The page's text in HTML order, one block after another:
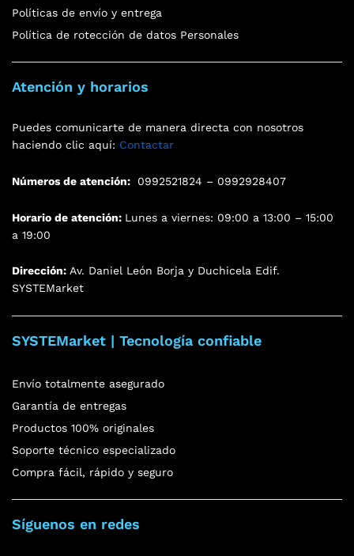
Políticas de envío y entrega
Política de rotección de datos Personales
Atención y horarios
Puedes comunicarte de manera directa con nosotros
haciendo clic aquí: Contactar
Números de atención: 0992521824 – 0992928407
Horario de atención: Lunes a viernes: 09:00 a 13:00 – 15:00
a 19:00
Dirección: Av. Daniel León Borja y Duchicela Edif.
SYSTEMarket
SYSTEMarket | Tecnología confiable
Envío totalmente asegurado
Garantía de entregas
Productos 100% originales
Soporte técnico especializado
Compra fácil, rápido y seguro
Síguenos en redes